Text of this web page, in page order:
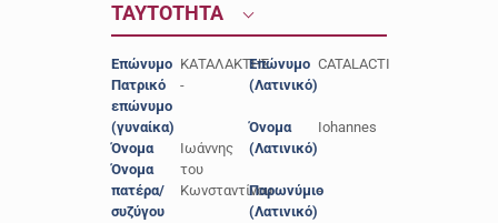
ΤΑΥΤΟΤΗΤΑ
Επώνυμο ΚΑΤΑΛΑΚΤΗΣ
Πατρικό
επώνυμο
(γυναίκα)
-
Όνομα
Ιωάννης
Όνομα
πατέρα/
συζύγου
του
Κωνσταντίνου
Επώνυμο
(Λατινικό)
CATALACTI
Όνομα
(Λατινικό)
Iohannes
Παρωνύμιο
(Λατινικό)
-